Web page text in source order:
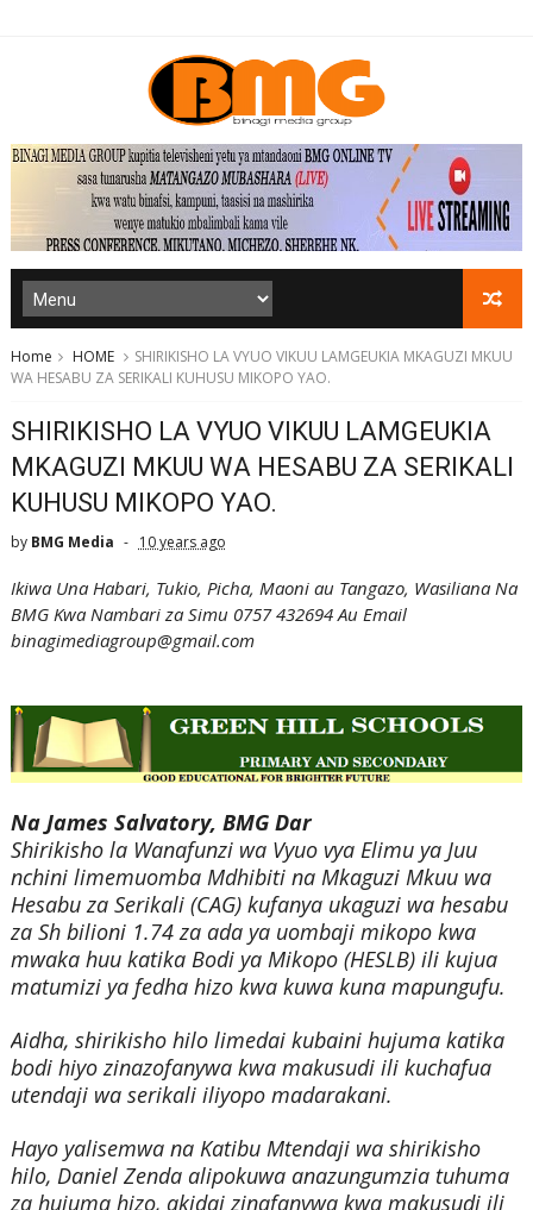
Home HOME
SHIRIKISHO LA VYUO VIKUU LAMGEUKIA MKAGUZI MKUU
WA HESABU ZA SERIKALI KUHUSU MIKOPO YAO.
SHIRIKISHO LA VYUO VIKUU LAMGEUKIA
MKAGUZI MKUU WA HESABU ZA SERIKALI
KUHUSU MIKOPO YAO.
by BMG Media 10 years ago
Ikiwa Una Habari, Tukio, Picha, Maoni au Tangazo, Wasiliana Na
BMG Kwa Nambari za Simu 0757 432694 Au Email
binagimediagroup@gmail.com
Na James Salvatory, BMG Dar
Shirikisho la Wanafunzi wa Vyuo vya Elimu ya Juu
nchini limemuomba Mdhibiti na Mkaguzi Mkuu wa
Hesabu za Serikali (CAG) kufanya ukaguzi wa hesabu
za Sh bilioni 1.74 za ada ya uombaji mikopo kwa
mwaka huu katika Bodi ya Mikopo (HESLB) ili kujua
matumizi ya fedha hizo kwa kuwa kuna mapungufu.
Aidha, shirikisho hilo limedai kubaini hujuma katika
bodi hiyo zinazofanywa kwa makusudi ili kuchafua
utendaji wa serikali iliyopo madarakani.
Hayo yalisemwa na Katibu Mtendaji wa shirikisho
hilo, Daniel Zenda alipokuwa anazungumzia tuhuma
za hujuma hizo, akidai zinafanywa kwa makusudi ili